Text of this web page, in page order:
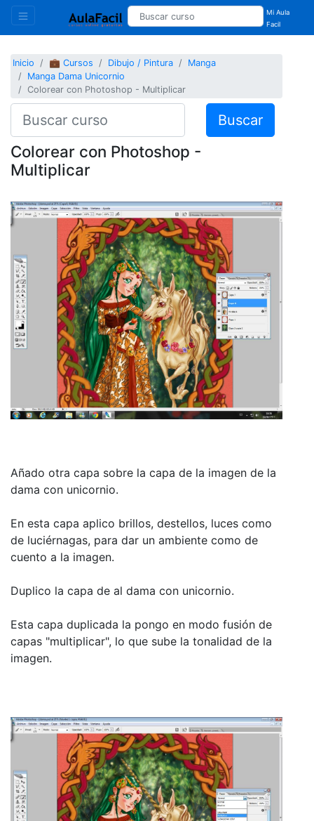
Mi Aula
Facil
Inicio 💼 Cursos Dibujo / Pintura
Manga
Manga Dama Unicornio
Colorear con Photoshop - Multiplicar
Buscar
Colorear con Photoshop -
Multiplicar
Añado otra capa sobre la capa de la imagen de la
dama con unicornio.
En esta capa aplico brillos, destellos, luces como
de luciérnagas, para dar un ambiente como de
cuento a la imagen.
Duplico la capa de al dama con unicornio.
Esta capa duplicada la pongo en modo fusión de
capas "multiplicar", lo que sube la tonalidad de la
imagen.